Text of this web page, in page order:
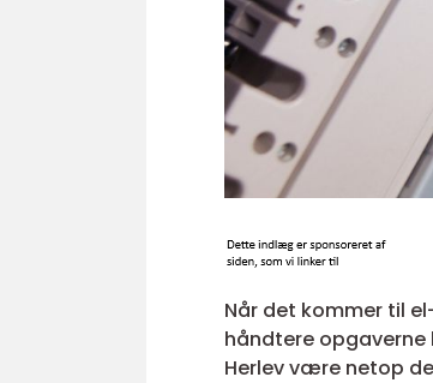
Når det kommer til
håndtere opgaverne
Herlev være netop